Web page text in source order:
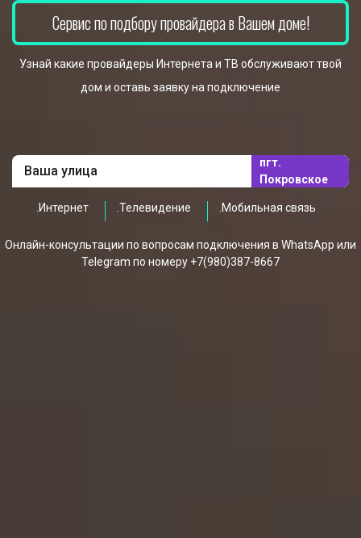
Сервис по подбору провайдера в Вашем доме!
Узнай какие провайдеры Интернета и ТВ обслуживают твой
дом и оставь заявку на подключение
пгт.
Покровское
.Интернет .Телевидение .Мобильная связь
Онлайн-консультации по вопросам подключения в WhatsApp или
Telegram по номеру +7(980)387-8667